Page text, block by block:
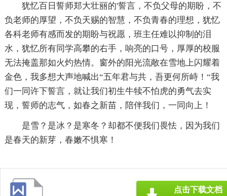
犹忆百日誓师郑大壮丽的'誓言，不负父母的期盼，不
负老师的厚望，不负天赐的智慧，不负青春的理想，犹忆
各科老师有感而发的期盼与祝愿，班主任难以抑制的泪
水，犹忆所有同学高攀的右手，响亮的口号，厚厚的校服
无法掩盖那如火灼热情。窗外的阳光流敞在雪地上闪耀着
金色，我多想大声地喊出“五年君与共，吾更何所峙！“我
们一同许下誓言，就让我们初生牛犊不怕虎的勇气去实
现，誓师的志气，如春之新苗，陪伴我们，一同向上！
是雪？是冰？是寒冬？却都不便我们畏怯，因为我们
是春天的新芽，春嫩不惧寒！
点击下载文档